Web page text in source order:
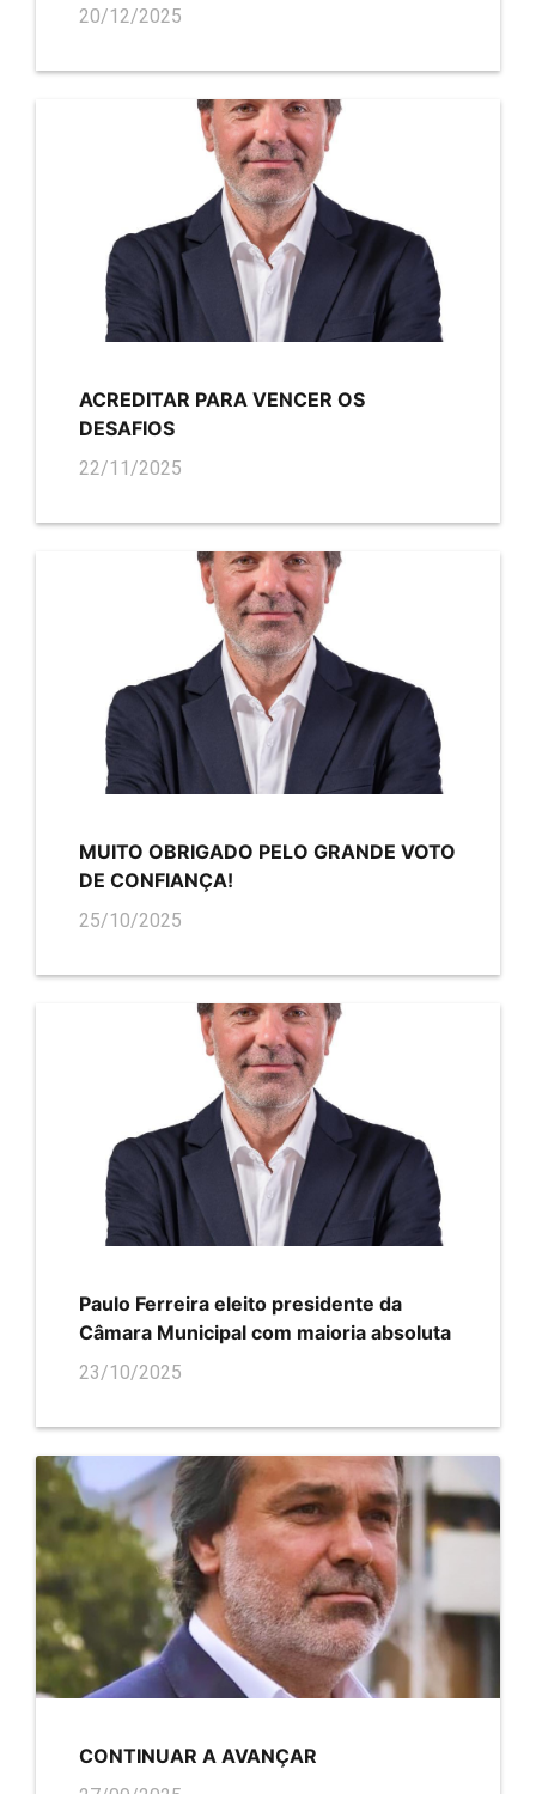
20/12/2025
ACREDITAR PARA VENCER OS
DESAFIOS
22/11/2025
MUITO OBRIGADO PELO GRANDE VOTO
DE CONFIANÇA!
25/10/2025
Paulo Ferreira eleito presidente da
Câmara Municipal com maioria absoluta
23/10/2025
CONTINUAR A AVANÇAR